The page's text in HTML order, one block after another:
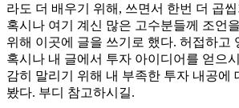
라도 더 배우기 위해, 쓰면서 한번 더 곱
혹시나 여기 계신 많은 고수분들께 조언
위해 이곳에 글을 쓰기로 했다. 허접하고
혹시나 내 글에서 투자 아이디어를 얻으
감히 말리기 위해 내 부족한 투자 내공에
봤다. 부디 참고하시길.